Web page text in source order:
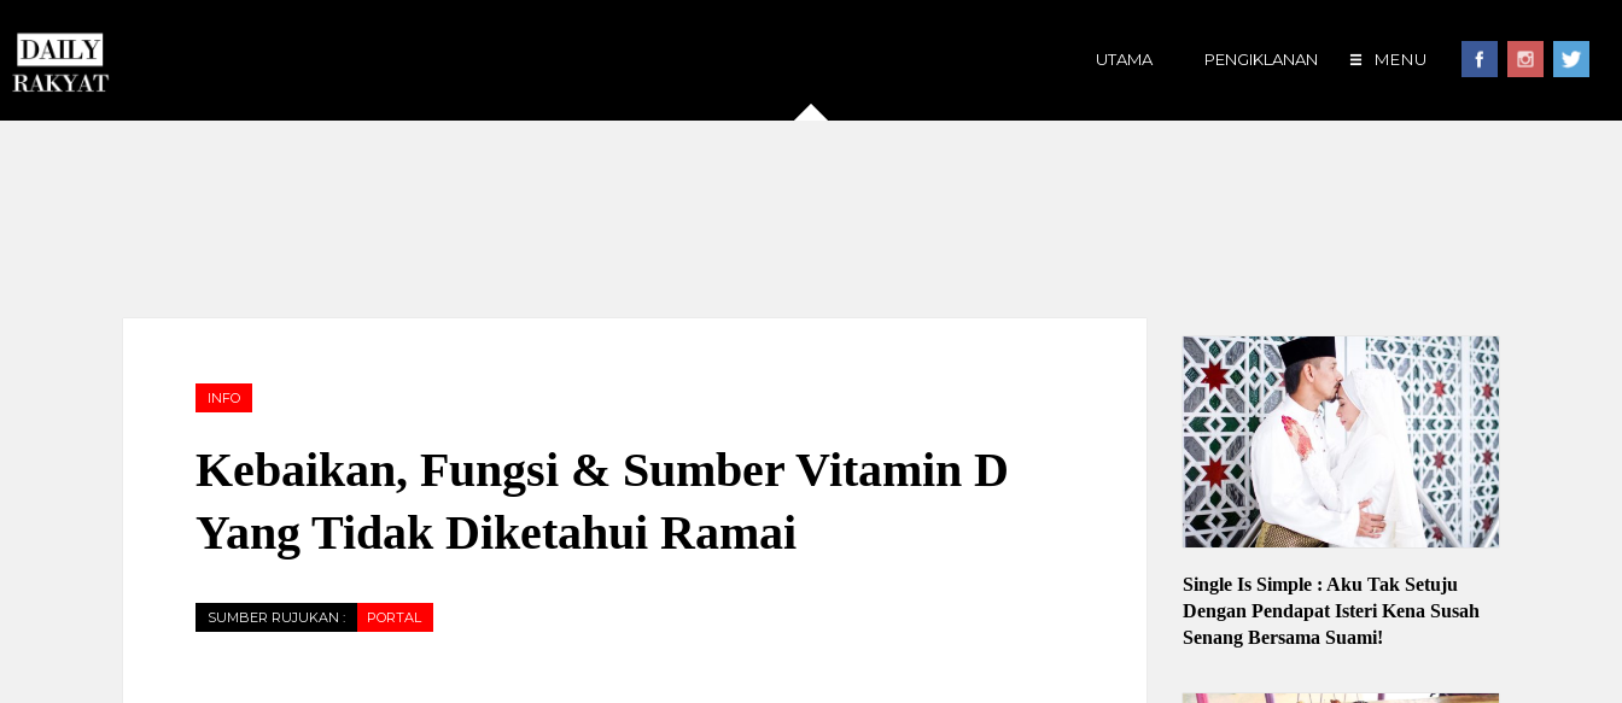
MENU
UTAMA PENGIKLANAN
INFO
Kebaikan, Fungsi & Sumber Vitamin D
Yang Tidak Diketahui Ramai
SUMBER RUJUKAN : PORTAL
Single Is Simple : Aku Tak Setuju
Dengan Pendapat Isteri Kena Susah
Senang Bersama Suami!